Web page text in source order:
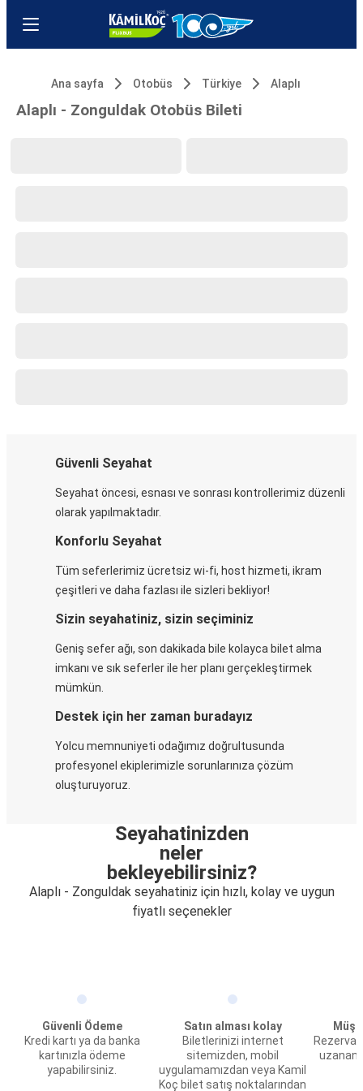
Ana sayfa Otobüs Türkiye Alaplı
Alaplı - Zonguldak Otobüs Bileti
Güvenli Seyahat
Seyahat öncesi, esnası ve sonrası kontrollerimiz düzenli
olarak yapılmaktadır.
Konforlu Seyahat
Tüm seferlerimiz ücretsiz wi-fi, host hizmeti, ikram
çeşitleri ve daha fazlası ile sizleri bekliyor!
Sizin seyahatiniz, sizin seçiminiz
Geniş sefer ağı, son dakikada bile kolayca bilet alma
imkanı ve sık seferler ile her planı gerçekleştirmek
mümkün.
Destek için her zaman buradayız
Yolcu memnuniyeti odağımız doğrultusunda
profesyonel ekiplerimizle sorunlarınıza çözüm
oluşturuyoruz.
Seyahatinizden
neler
bekleyebilirsiniz?
Alaplı - Zonguldak seyahatiniz için hızlı, kolay ve uygun
fiyatlı seçenekler
Güvenli Ödeme
Kredi kartı ya da banka
kartınızla ödeme
yapabilirsiniz.
Satın alması kolay
Biletlerinizi internet
sitemizden, mobil
uygulamamızdan veya Kamil
Koç bilet satış noktalarından
uzanan